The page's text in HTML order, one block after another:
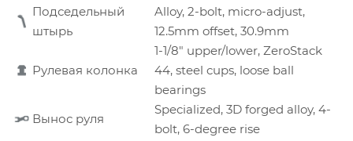
Подседельный
штырь
Alloy, 2-bolt, micro-adjust,
12.5mm offset, 30.9mm
Рулевая колонка
1-1/8" upper/lower, ZeroStack
44, steel cups, loose ball
bearings
Вынос руля
Specialized, 3D forged alloy, 4-
bolt, 6-degree rise